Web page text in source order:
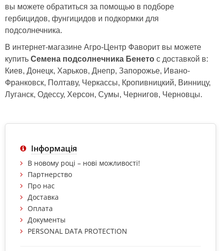
вы можете обратиться за помощью в подборе
гербицидов, фунгицидов и подкормки для
подсолнечника.
В интернет-магазине Агро-Центр Фаворит вы можете
купить Семена подсолнечника Бенето с доставкой в:
Киев, Донецк, Харьков, Днепр, Запорожье, Ивано-
Франковск, Полтаву, Черкассы, Кропивницкий, Винницу,
Луганск, Одессу, Херсон, Сумы, Чернигов, Черновцы.
Інформація
В новому році – нові можливості!
Партнерство
Про нас
Доставка
Оплата
Документы
PERSONAL DATA PROTECTION